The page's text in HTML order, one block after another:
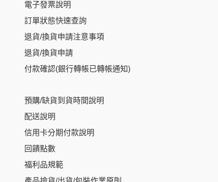
電子發票說明
訂單狀態快速查詢
退貨/換貨申請注意事項
退貨/換貨申請
付款確認(銀行轉帳已轉帳通知)
預購/缺貨到貨時間說明
配送說明
信用卡分期付款說明
回饋點數
福利品規範